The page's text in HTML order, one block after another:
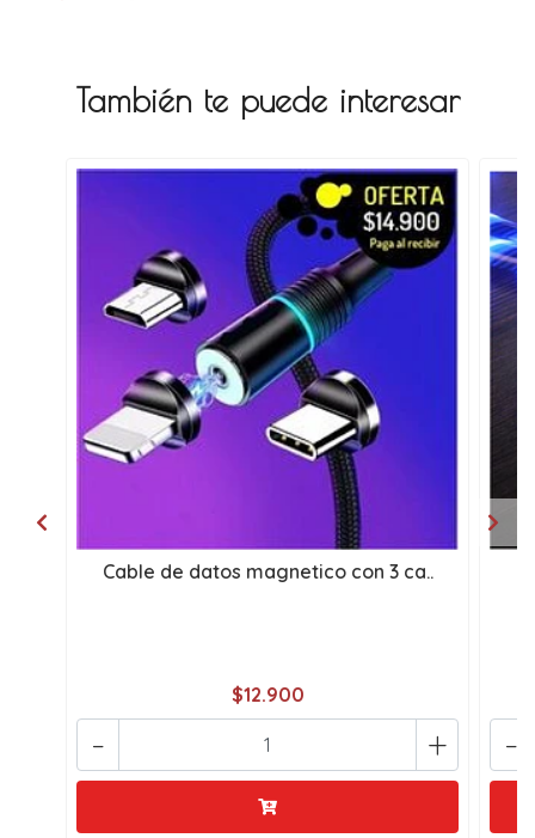
También te puede interesar
Cable de datos magnetico con 3 ca..
$12.900
+
- -